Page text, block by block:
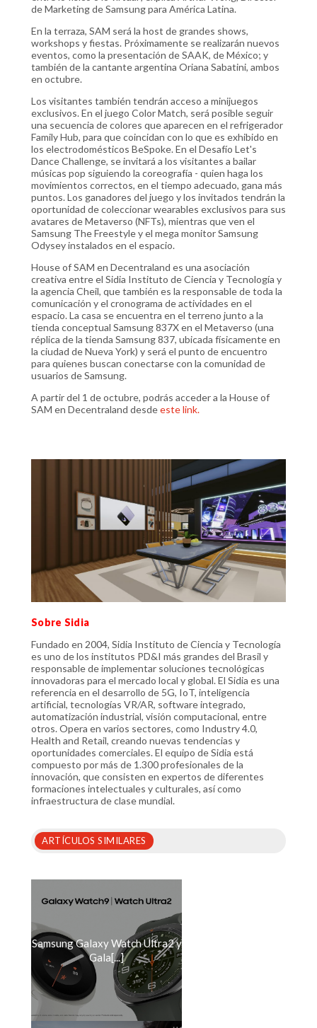
de Marketing de Samsung para América Latina.
En la terraza, SAM será la host de grandes shows,
workshops y fiestas. Próximamente se realizarán nuevos
eventos, como la presentación de SAAK, de México; y
también de la cantante argentina Oriana Sabatini, ambos
en octubre.
Los visitantes también tendrán acceso a minijuegos
exclusivos. En el juego Color Match, será posible seguir
una secuencia de colores que aparecen en el refrigerador
Family Hub, para que coincidan con lo que es exhibido en
los electrodomésticos BeSpoke. En el Desafío Let's
Dance Challenge, se invitará a los visitantes a bailar
músicas pop siguiendo la coreografía - quien haga los
movimientos correctos, en el tiempo adecuado, gana más
puntos. Los ganadores del juego y los invitados tendrán la
oportunidad de coleccionar wearables exclusivos para sus
avatares de Metaverso (NFTs), mientras que ven el
Samsung The Freestyle y el mega monitor Samsung
Odysey instalados en el espacio.
House of SAM en Decentraland es una asociación
creativa entre el Sidia Instituto de Ciencia y Tecnología y
la agencia Cheil, que también es la responsable de toda la
comunicación y el cronograma de actividades en el
espacio. La casa se encuentra en el terreno junto a la
tienda conceptual Samsung 837X en el Metaverso (una
réplica de la tienda Samsung 837, ubicada físicamente en
la ciudad de Nueva York) y será el punto de encuentro
para quienes buscan conectarse con la comunidad de
usuarios de Samsung.
A partir del 1 de octubre, podrás acceder a la House of
SAM en Decentraland desdeeste link.
Sobre Sidia
Fundado en 2004, Sidia Instituto de Ciencia y Tecnología
es uno de los institutos PD&I más grandes del Brasil y
responsable de implementar soluciones tecnológicas
innovadoras para el mercado local y global. El Sidia es una
referencia en el desarrollo de 5G, IoT, inteligencia
artificial, tecnologías VR/AR, software integrado,
automatización industrial, visión computacional, entre
otros. Opera en varios sectores, como Industry 4.0,
Health and Retail, creando nuevas tendencias y
oportunidades comerciales. El equipo de Sidia está
compuesto por más de 1.300 profesionales de la
innovación, que consisten en expertos de diferentes
formaciones intelectuales y culturales, así como
infraestructura de clase mundial.
ARTÍCULOS SIMILARES
Samsung Galaxy Watch Ultra2 y
Gala[...]